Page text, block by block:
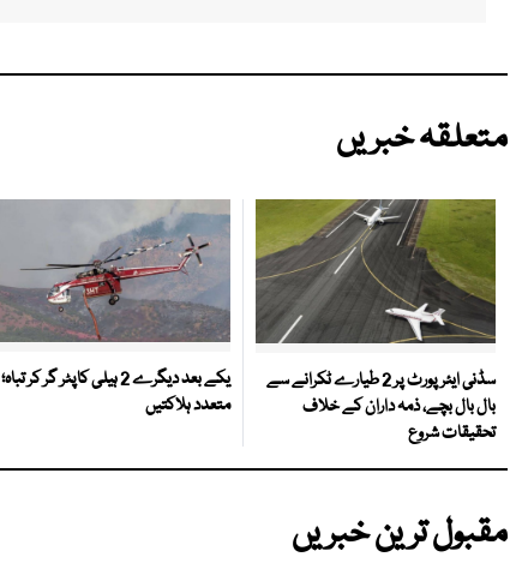
متعلقہ خبریں
سڈنی ایئرپورٹ پر 2 طیارے ٹکرانے سے
بال بال بچے، ذمہ داران کے خلاف
تحقیقات شروع
یکے بعد دیگرے 2 ہیلی کاپٹر گر کر تباہ؛
متعدد ہلاکتیں
مقبول ترین خبریں